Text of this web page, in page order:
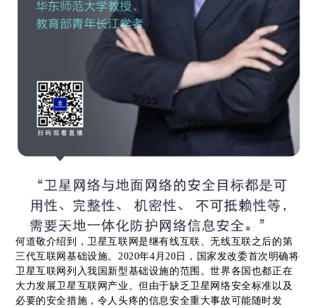
何道敬介绍到，卫星互联网是继有线互联、无线互联之后的第
三代互联网基础设施。2020年4月20日，国家发改委首次明确将
卫星互联网列入我国新型基础设施的范围。世界各国也都正在
大力发展卫星互联网产业。但由于缺乏卫星网络安全标准以及
必要的安全措施，令人头疼的信息安全重大事故可能随时发